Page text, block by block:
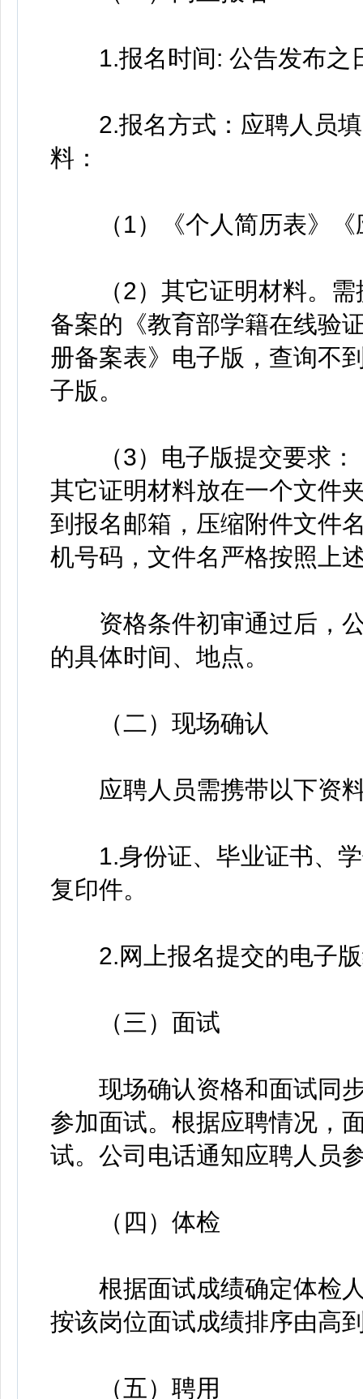
1.报名时间: 公告发布之
2.报名方式：应聘人员填
料：
（1）《个人简历表》《
（2）其它证明材料。需
备案的《教育部学籍在线验
册备案表》电子版，查询不
子版。
（3）电子版提交要求：
其它证明材料放在一个文件
到报名邮箱，压缩附件文件
机号码，文件名严格按照上
资格条件初审通过后，公
的具体时间、地点。
（二）现场确认
应聘人员需携带以下资料
1.身份证、毕业证书、学
复印件。
2.网上报名提交的电子版
（三）面试
现场确认资格和面试同步
参加面试。根据应聘情况，
试。公司电话通知应聘人员
（四）体检
根据面试成绩确定体检人
按该岗位面试成绩排序由高
（五）聘用